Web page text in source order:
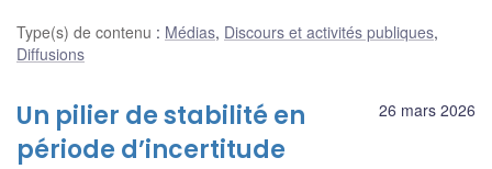
Type(s) de contenu : Médias, Discours et activités publiques,
Diffusions
26 mars 2026
Un pilier de stabilité en
période d’incertitude